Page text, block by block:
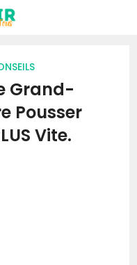
Grand-
Pousser
Vite.